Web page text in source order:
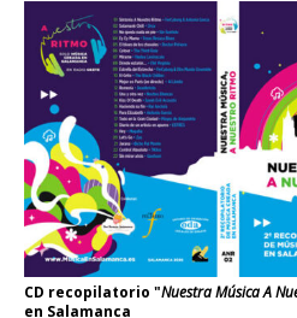
CD recopilatorio "Nuestra Música A
en Salamanca